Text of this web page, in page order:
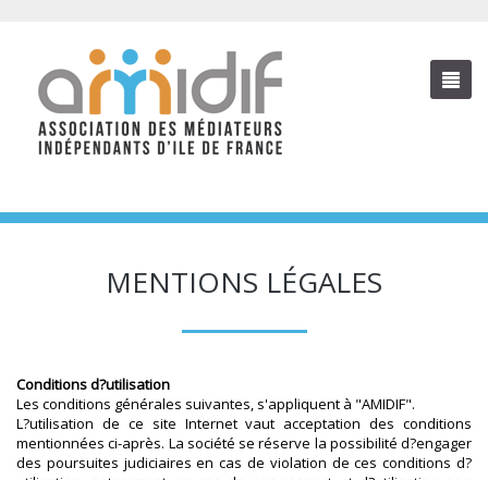
MENTIONS LÉGALES
Conditions d?utilisation
Les conditions générales suivantes, s'appliquent à "AMIDIF".
L?utilisation de ce site Internet vaut acceptation des conditions
mentionnées ci-après. La société se réserve la possibilité d?engager
des poursuites judiciaires en cas de violation de ces conditions d?